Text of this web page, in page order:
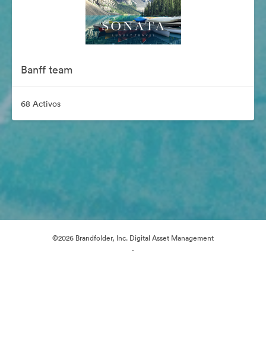
Banff team
68 Activos
©2026 Brandfolder, Inc. Digital Asset Management
·